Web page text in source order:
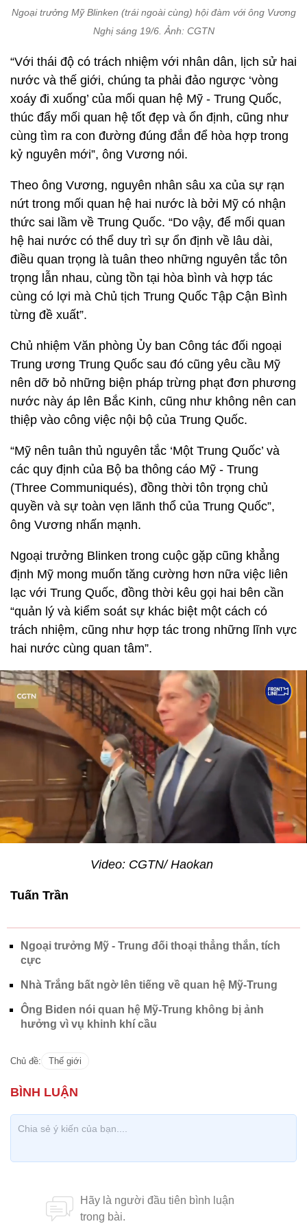
Ngoại trưởng Mỹ Blinken (trái ngoài cùng) hội đàm với ông Vương
Nghị sáng 19/6. Ảnh: CGTN
“Với thái độ có trách nhiệm với nhân dân, lịch sử hai
nước và thế giới, chúng ta phải đảo ngược ‘vòng
xoáy đi xuống’ của mối quan hệ Mỹ - Trung Quốc,
thúc đẩy mối quan hệ tốt đẹp và ổn định, cũng như
cùng tìm ra con đường đúng đắn để hòa hợp trong
kỷ nguyên mới”, ông Vương nói.
Theo ông Vương, nguyên nhân sâu xa của sự rạn
nứt trong mối quan hệ hai nước là bởi Mỹ có nhận
thức sai lầm về Trung Quốc. “Do vậy, để mối quan
hệ hai nước có thể duy trì sự ổn định về lâu dài,
điều quan trọng là tuân theo những nguyên tắc tôn
trọng lẫn nhau, cùng tồn tại hòa bình và hợp tác
cùng có lợi mà Chủ tịch Trung Quốc Tập Cận Bình
từng đề xuất”.
Chủ nhiệm Văn phòng Ủy ban Công tác đối ngoại
Trung ương Trung Quốc sau đó cũng yêu cầu Mỹ
nên dỡ bỏ những biện pháp trừng phạt đơn phương
nước này áp lên Bắc Kinh, cũng như không nên can
thiệp vào công việc nội bộ của Trung Quốc.
“Mỹ nên tuân thủ nguyên tắc ‘Một Trung Quốc’ và
các quy định của Bộ ba thông cáo Mỹ - Trung
(Three Communiqués), đồng thời tôn trọng chủ
quyền và sự toàn vẹn lãnh thổ của Trung Quốc”,
ông Vương nhấn mạnh.
Ngoại trưởng Blinken trong cuộc gặp cũng khẳng
định Mỹ mong muốn tăng cường hơn nữa việc liên
lạc với Trung Quốc, đồng thời kêu gọi hai bên cần
“quản lý và kiểm soát sự khác biệt một cách có
trách nhiệm, cũng như hợp tác trong những lĩnh vực
hai nước cùng quan tâm”.
Video: CGTN/ Haokan
Tuấn Trần
Ngoại trưởng Mỹ - Trung đối thoại thẳng thắn, tích
cực
Nhà Trắng bất ngờ lên tiếng về quan hệ Mỹ-Trung
Ông Biden nói quan hệ Mỹ-Trung không bị ảnh
hưởng vì vụ khinh khí cầu
Chủ đề: Thế giới